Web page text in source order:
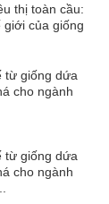
thị toàn cầu:
giới của giống
từ giống dứa
cho ngành
từ giống dứa
cho ngành